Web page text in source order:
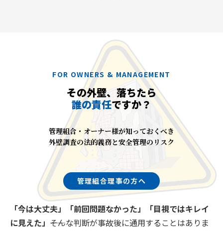
FOR OWNERS & MANAGEMENT
その外壁、落ちたら
誰の責任ですか？
管理組合・オーナー様が知っておくべき
外壁調査の法的義務と安全管理のリスク
管理組合理事の方へ
「今は大丈夫」「前回問題なかった」「目視ではキレイ
に見えた」 ――そんな判断が事故後に通用することはありま